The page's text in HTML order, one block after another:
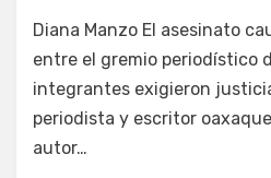
Fernando Miranda Servín
Diana Manzo El asesinato
entre el gremio periodístico
integrantes exigieron
periodista y escritor
autor…